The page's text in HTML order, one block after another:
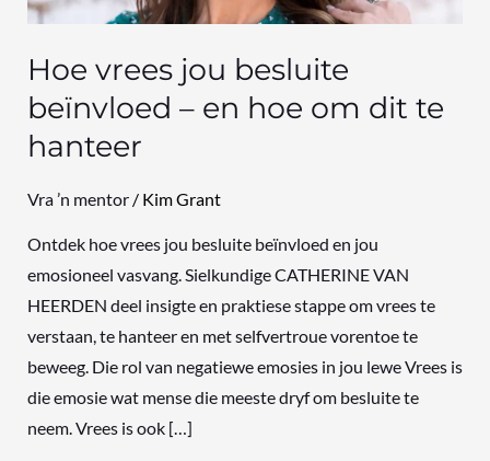
Hoe vrees jou besluite
beïnvloed – en hoe om dit te
hanteer
Vra ’n mentor/ Kim Grant
Ontdek hoe vrees jou besluite beïnvloed en jou
emosioneel vasvang. Sielkundige CATHERINE VAN
HEERDEN deel insigte en praktiese stappe om vrees te
verstaan, te hanteer en met selfvertroue vorentoe te
beweeg. Die rol van negatiewe emosies in jou lewe Vrees is
die emosie wat mense die meeste dryf om besluite te
neem. Vrees is ook […]
hoe
om
dit
te
hanteer